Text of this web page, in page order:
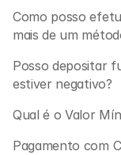
Como posso
mais de um
Posso depositar
estiver negativo?
Qual é o Valor
Pagamento com